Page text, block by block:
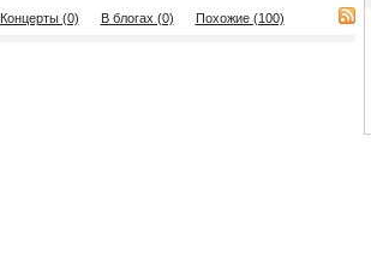
Концерты (0) В блогах (0) Похожие (100)